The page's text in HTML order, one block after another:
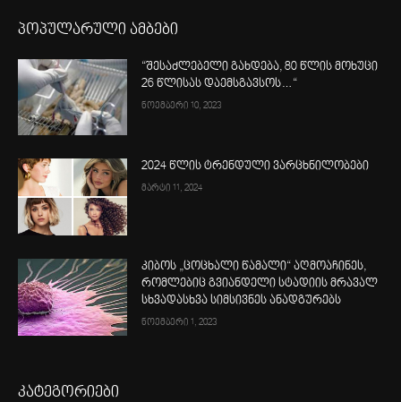
პოპულარული ამბები
“შესაძლებელი გახდება, 80 წლის მოხუცი
26 წლისას დაემსგავსოს…“
ნოემბერი 10, 2023
2024 წლის ტრენდული ვარცხნილობები
მარტი 11, 2024
კიბოს „ცოცხალი წამალი“ აღმოაჩინეს,
რომლებიც გვიანდელი სტადიის მრავალ
სხვადასხვა სიმსივნეს ანადგურებს
ნოემბერი 1, 2023
კატეგორიები